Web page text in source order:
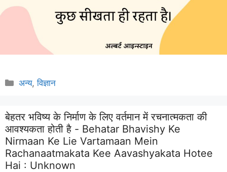
Categories
अन्य,विज्ञान
बेहतर भविष्य के निर्माण के लिए वर्तमान में रचनात्मकता की
आवश्यकता होती है - Behatar Bhavishy Ke
Nirmaan Ke Lie Vartamaan Mein
Rachanaatmakata Kee Aavashyakata Hotee
Hai : Unknown